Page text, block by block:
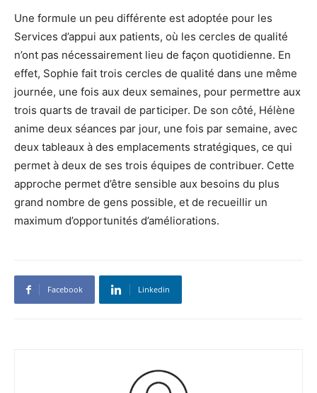
Une formule un peu différente est adoptée pour les
Services d’appui aux patients, où les cercles de qualité
n’ont pas nécessairement lieu de façon quotidienne. En
effet, Sophie fait trois cercles de qualité dans une même
journée, une fois aux deux semaines, pour permettre aux
trois quarts de travail de participer. De son côté, Hélène
anime deux séances par jour, une fois par semaine, avec
deux tableaux à des emplacements stratégiques, ce qui
permet à deux de ses trois équipes de contribuer. Cette
approche permet d’être sensible aux besoins du plus
grand nombre de gens possible, et de recueillir un
maximum d’opportunités d’améliorations.
Facebook Linkedin